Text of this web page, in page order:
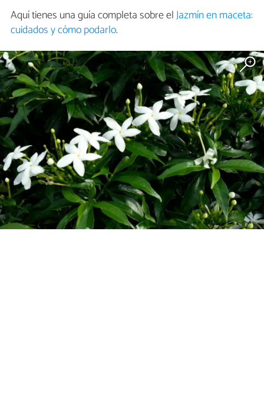
Aquí tienes una guía completa sobre elJazmín en maceta:
cuidados y cómo podarlo.